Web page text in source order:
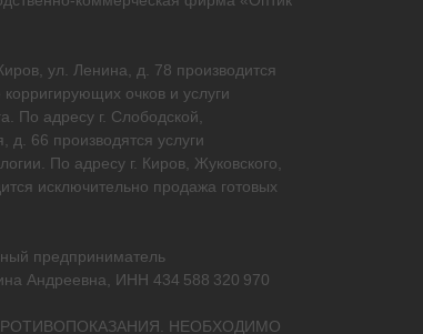
ул. Ленина, д. 78 производится
корригирующих очков и услуги
По адресу г. Слободской,
д. 66 производятся услуги
По адресу г. Киров, Жуковского,
исключительно продажа готовых
предприниматель
Андреевна, ИНН 434 588 320 970
НЕОБХОДИМО